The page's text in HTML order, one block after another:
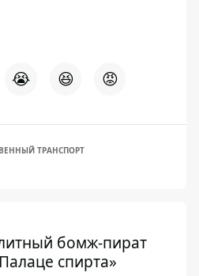
😭 😆 😡
ТРАНСПОРТ
бомж-пират
спирта»